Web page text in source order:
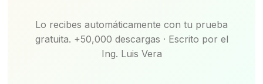
Lo recibes automáticamente con tu prueba
gratuita. +50,000 descargas · Escrito por el
Ing. Luis Vera